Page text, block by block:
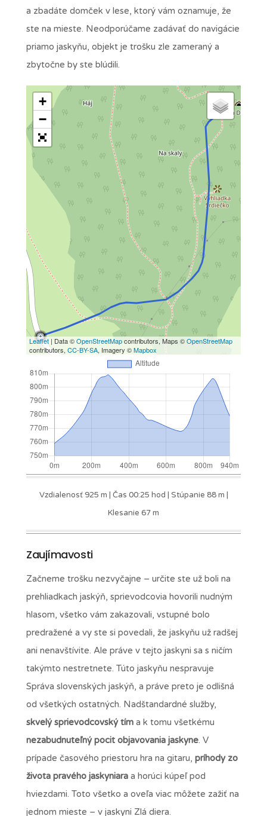
a zbadáte domček v lese, ktorý vám oznamuje, že
ste na mieste. Neodporúčame zadávať do navigácie
priamo jaskyňu, objekt je trošku zle zameraný a
zbytočne by ste blúdili.
+
−
Leaflet | Data ©OpenStreetMapcontributors, Maps ©OpenStreetMap
contributors, CC-BY-SA, Imagery ©Mapbox
Vzdialenosť 925 m | Čas 00:25 hod | Stúpanie 88 m |
Klesanie 67 m
Zaujímavosti
Začneme trošku nezvyčajne – určite ste už boli na
prehliadkach jaskýň, sprievodcovia hovorili nudným
hlasom, všetko vám zakazovali, vstupné bolo
predražené a vy ste si povedali, že jaskyňu už radšej
ani nenavštívite. Ale práve v tejto jaskyni sa s ničím
takýmto nestretnete. Túto jaskyňu nespravuje
Správa slovenských jaskýň, a práve preto je odlišná
od všetkých ostatných. Nadštandardné služby,
skvelý sprievodcovský tím a k tomu všetkému
nezabudnuteľný pocit objavovania jaskyne. V
prípade časového priestoru hra na gitaru, príhody zo
života pravého jaskyniara a horúci kúpeľ pod
hviezdami. Toto všetko a oveľa viac môžete zažiť na
jednom mieste – v jaskyni Zlá diera.